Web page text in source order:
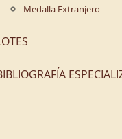
Medalla Extranjero